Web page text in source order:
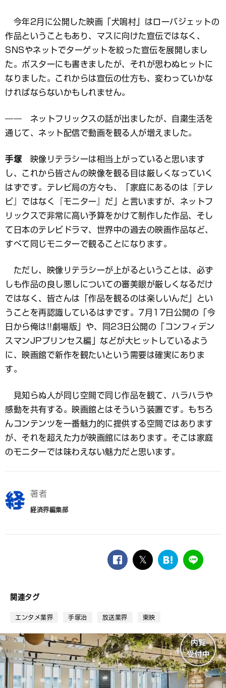
今年2月に公開した映画「犬鳴村」はローバジェットの
作品ということもあり、マスに向けた宣伝ではなく、
SNSやネットでターゲットを絞った宣伝を展開しまし
た。ポスターにも書きましたが、それが思わぬヒットに
なりました。これからは宣伝の仕方も、変わっていかな
ければならないかもしれません。
―― ネットフリックスの話が出ましたが、自粛生活を
通じて、ネット配信で動画を観る人が増えました。
手塚 映像リテラシーは相当上がっていると思います
し、これから皆さんの映像を観る目は厳しくなっていく
はずです。テレビ局の方々も、「家庭にあるのは『テレ
ビ』ではなく『モニター』だ」と言いますが、ネットフ
リックスで非常に高い予算をかけて制作した作品、そし
て日本のテレビドラマ、世界中の過去の映画作品など、
すべて同じモニターで観ることになります。
ただし、映像リテラシーが上がるということは、必ず
しも作品の良し悪しについての審美眼が厳しくなるだけ
ではなく、皆さんは「作品を観るのは楽しいんだ」とい
うことを再認識しているはずです。7月17日公開の「今
日から俺は!!劇場版」や、同23日公開の「コンフィデン
スマンJPプリンセス編」などが大ヒットしているよう
に、映画館で新作を観たいという需要は確実にありま
す。
見知らぬ人が同じ空間で同じ作品を観て、ハラハラや
感動を共有する。映画館とはそういう装置です。もちろ
んコンテンツを一番魅力的に提供する空間ではあります
が、それを超えた力が映画館にはあります。そこは家庭
のモニターでは味わえない魅力だと思います。
著者
経済界編集部
facebook
twitter
は
ー
ク
LINE
関連タグ
エンタメ業界 手塚治 放送業界 東映